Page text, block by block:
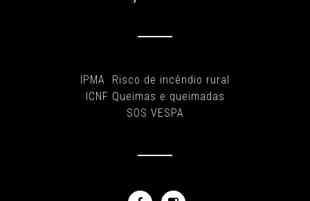
IPMA Risco de incêndio rural
ICNF Queimas e queimadas
SOS VESPA